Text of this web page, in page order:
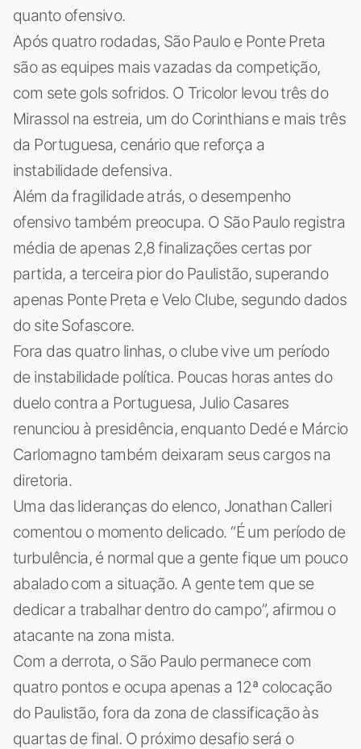
quanto ofensivo.
Após quatro rodadas, São Paulo e Ponte Preta
são as equipes mais vazadas da competição,
com sete gols sofridos. O Tricolor levou três do
Mirassol na estreia, um do Corinthians e mais três
da Portuguesa, cenário que reforça a
instabilidade defensiva.
Além da fragilidade atrás, o desempenho
ofensivo também preocupa. O São Paulo registra
média de apenas 2,8 finalizações certas por
partida, a terceira pior do Paulistão, superando
apenas Ponte Preta e Velo Clube, segundo dados
do site Sofascore.
Fora das quatro linhas, o clube vive um período
de instabilidade política. Poucas horas antes do
duelo contra a Portuguesa, Julio Casares
renunciou à presidência, enquanto Dedé e Márcio
Carlomagno também deixaram seus cargos na
diretoria.
Uma das lideranças do elenco, Jonathan Calleri
comentou o momento delicado. “É um período de
turbulência, é normal que a gente fique um pouco
abalado com a situação. A gente tem que se
dedicar a trabalhar dentro do campo”, afirmou o
atacante na zona mista.
Com a derrota, o São Paulo permanece com
quatro pontos e ocupa apenas a 12ª colocação
do Paulistão, fora da zona de classificação às
quartas de final. O próximo desafio será o